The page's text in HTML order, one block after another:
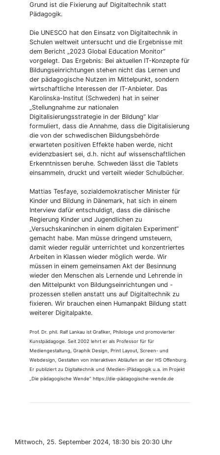
Grund ist die Fixierung auf Digitaltechnik statt
Pädagogik.
Die UNESCO hat den Einsatz von Digitaltechnik in
Schulen weltweit untersucht und die Ergebnisse mit
dem Bericht „2023 Global Education Monitor“
vorgelegt. Das Ergebnis: Bei aktuellen IT-Konzepte für
Bildungseinrichtungen stehen nicht das Lernen und
der pädagogische Nutzen im Mittelpunkt, sondern
wirtschaftliche Interessen der IT-Anbieter. Das
Karolinska-Institut (Schweden) hat in seiner
„Stellungnahme zur nationalen
Digitalisierungsstrategie in der Bildung“ klar
formuliert, dass die Annahme, dass die Digitalisierung
die von der schwedischen Bildungsbehörde
erwarteten positiven Effekte haben werde, nicht
evidenzbasiert sei, d.h. nicht auf wissen­schaftlichen
Erkenntnissen beruhe. Schweden lässt die Tablets
einsammeln, druckt und verteilt wieder Schulbücher.
Mattias Tesfaye, sozialdemokratischer Minister für
Kinder und Bildung in Dänemark, hat sich in einem
Interview dafür entschuldigt, dass die dänische
Regierung Kinder und Jugendlichen zu
„Versuchskaninchen in einem digitalen Experiment“
gemacht habe. Man müsse dringend umsteuern,
damit wieder regulär unterrichtet und konzentriertes
Arbeiten in Klassen wieder möglich werde. Wir
müssen in einem gemeinsamen Akt der Besinnung
wieder den Menschen als Lernende und Lehrende in
den Mittelpunkt von Bildungseinrichtungen und -
prozessen stellen anstatt uns auf Digitaltechnik zu
fixieren. Wir brauchen einen Humanpakt Bildung statt
weiterer Digitalpakte.
Prof. Dr. phil. Ralf Lankau ist Grafiker, Philologe und promovierter
Kunstpädagoge. Seit 2002 lehrt er als Professor für für
Mediengestaltung, Graphik Design, Print Layout, Screen- und
Webdesign, Gestalten von interaktiven Abläufen an der HS Offenburg.
Er publiziert zu Digitaltechnik und (Medien-)Pädagogik u.a. im Projekt
„Die pädagogische Wende“ https://die-pädagogische-wende.de
Mittwoch, 25. September 2024, 18:30 bis 20:30 Uhr